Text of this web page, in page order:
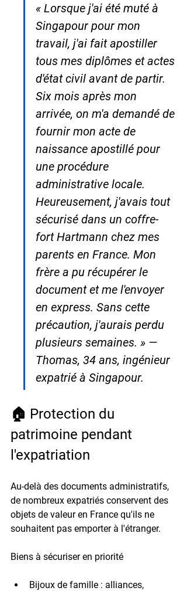
« Lorsque j'ai été muté à
Singapour pour mon
travail, j'ai fait apostiller
tous mes diplômes et actes
d'état civil avant de partir.
Six mois après mon
arrivée, on m'a demandé de
fournir mon acte de
naissance apostillé pour
une procédure
administrative locale.
Heureusement, j'avais tout
sécurisé dans un coffre-
fort Hartmann chez mes
parents en France. Mon
frère a pu récupérer le
document et me l'envoyer
en express. Sans cette
précaution, j'aurais perdu
plusieurs semaines. » —
Thomas, 34 ans, ingénieur
expatrié à Singapour.
🏠 Protection du
patrimoine pendant
l'expatriation
Au-delà des documents administratifs,
de nombreux expatriés conservent des
objets de valeur en France qu'ils ne
souhaitent pas emporter à l'étranger.
Biens à sécuriser en priorité
Bijoux de famille : alliances,